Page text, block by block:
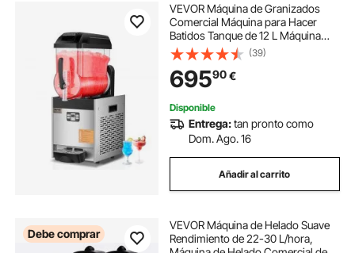
VEVOR Máquina de Granizados
Comercial Máquina para Hacer
Batidos Tanque de 12 L Máquina
para Hacer Granizados de Acero
Inoxidable de 48 Tazas para Fiestas
en Hogar, Restaurantes, Cafeterías,
Bares
(39)
69590€
Disponible
Entrega:tan pronto como
Dom. Ago. 16
Añadir al carrito
Debe comprar
VEVOR Máquina de Helado Suave
Rendimiento de 22-30 L/hora,